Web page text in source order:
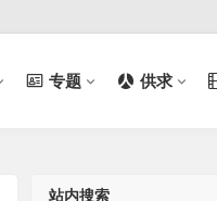
专题 供求
站内搜索